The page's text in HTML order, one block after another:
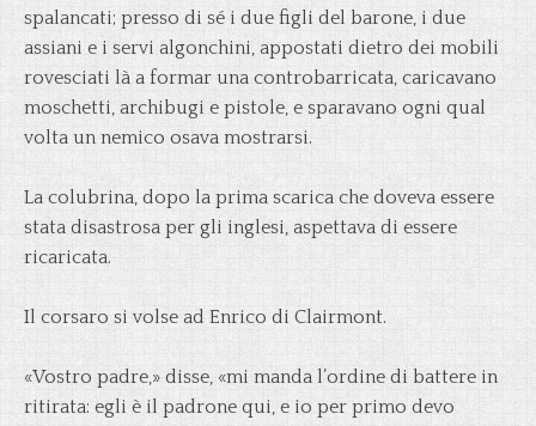
spalancati; presso di sé i due figli del barone, i due
assiani e i servi algonchini, appostati dietro dei mobili
rovesciati là a formar una controbarricata, caricavano
moschetti, archibugi e pistole, e sparavano ogni qual
volta un nemico osava mostrarsi.
La colubrina, dopo la prima scarica che doveva essere
stata disastrosa per gli inglesi, aspettava di essere
ricaricata.
Il corsaro si volse ad Enrico di Clairmont.
«Vostro padre,» disse, «mi manda l’ordine di battere in
ritirata: egli è il padrone qui, e io per primo devo